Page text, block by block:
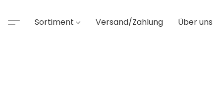
Sortiment Versand/Zahlung Über uns